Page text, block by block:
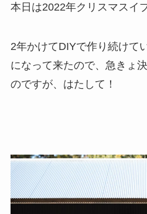
本日は2022年クリスマスイ
2年かけてDIYで作り続けて
になって来たので、急きょ
のですが、はたして！